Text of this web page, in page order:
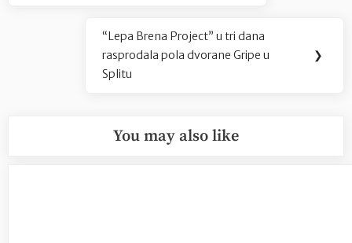
Next
Post:
“Lepa Brena Project” u tri dana
rasprodala pola dvorane Gripe u
Splitu
❯
You may also like